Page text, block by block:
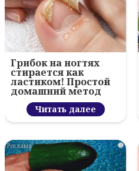
Грибок на ногтях
стирается как
ластиком! Простой
домашний метод
Читать далее
i